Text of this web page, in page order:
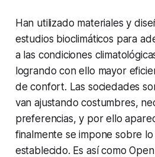
Han utilizado materiales y
estudios bioclimáticos para
a las condiciones
logrando con ello mayor
de confort. Las sociedades
van ajustando costumbres,
preferencias, y por ello
finalmente se impone sobre
establecido. Es así como